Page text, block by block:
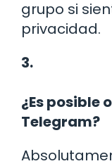
grupo si
privacidad.
3.
¿Es posible
Telegram?